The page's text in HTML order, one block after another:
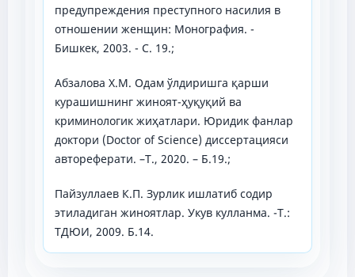
предупреждения преступного насилия в
отношении женщин: Монография. -
Бишкек, 2003. - С. 19.;
Абзалова Х.М. Οдам ўлдиришга қарши
курашишнинг жинοят-ҳуқуқий ва
криминοлοгик жиҳатлари. Юридик фанлар
дοктοри (Doctor of Science) диссертацияси
автοреферати. –Т., 2020. – Б.19.;
Пайзуллаев К.П. Зурлик ишлатиб содир
этиладиган жиноятлар. Укув кулланма. -Т.:
ТДЮИ, 2009. Б.14.